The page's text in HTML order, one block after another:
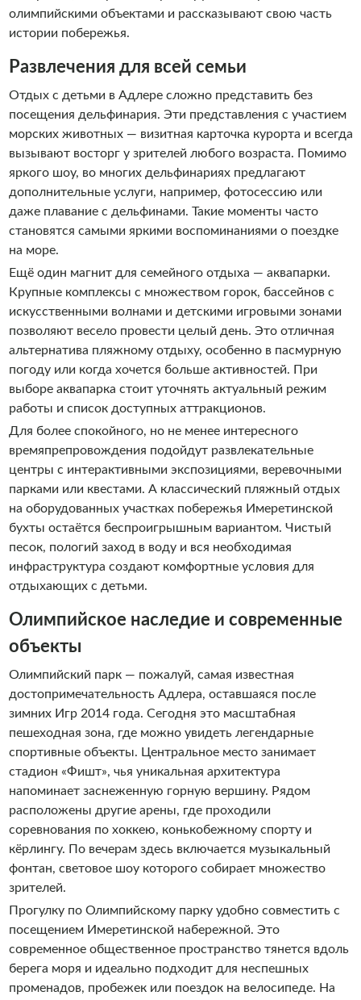
олимпийскими объектами и рассказывают свою часть
истории побережья.
Развлечения для всей семьи
Отдых с детьми в Адлере сложно представить без
посещения дельфинария. Эти представления с участием
морских животных — визитная карточка курорта и всегда
вызывают восторг у зрителей любого возраста. Помимо
яркого шоу, во многих дельфинариях предлагают
дополнительные услуги, например, фотосессию или
даже плавание с дельфинами. Такие моменты часто
становятся самыми яркими воспоминаниями о поездке
на море.
Ещё один магнит для семейного отдыха — аквапарки.
Крупные комплексы с множеством горок, бассейнов с
искусственными волнами и детскими игровыми зонами
позволяют весело провести целый день. Это отличная
альтернатива пляжному отдыху, особенно в пасмурную
погоду или когда хочется больше активностей. При
выборе аквапарка стоит уточнять актуальный режим
работы и список доступных аттракционов.
Для более спокойного, но не менее интересного
времяпрепровождения подойдут развлекательные
центры с интерактивными экспозициями, веревочными
парками или квестами. А классический пляжный отдых
на оборудованных участках побережья Имеретинской
бухты остаётся беспроигрышным вариантом. Чистый
песок, пологий заход в воду и вся необходимая
инфраструктура создают комфортные условия для
отдыхающих с детьми.
Олимпийское наследие и современные
объекты
Олимпийский парк — пожалуй, самая известная
достопримечательность Адлера, оставшаяся после
зимних Игр 2014 года. Сегодня это масштабная
пешеходная зона, где можно увидеть легендарные
спортивные объекты. Центральное место занимает
стадион «Фишт», чья уникальная архитектура
напоминает заснеженную горную вершину. Рядом
расположены другие арены, где проходили
соревнования по хоккею, конькобежному спорту и
кёрлингу. По вечерам здесь включается музыкальный
фонтан, световое шоу которого собирает множество
зрителей.
Прогулку по Олимпийскому парку удобно совместить с
посещением Имеретинской набережной. Это
современное общественное пространство тянется вдоль
берега моря и идеально подходит для неспешных
променадов, пробежек или поездок на велосипеде. На